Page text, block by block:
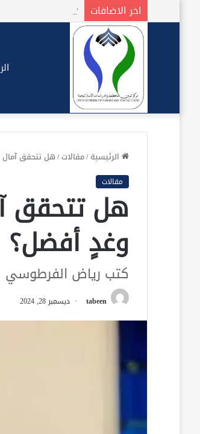
اخر الاضافات
الرئيسية/مقالات/هل تتحقق
مقالات
هل تتحقق
وغدٍ أفضل؟
كتب رياض الفرطوسي
tabeen ديسمبر 28, 2024